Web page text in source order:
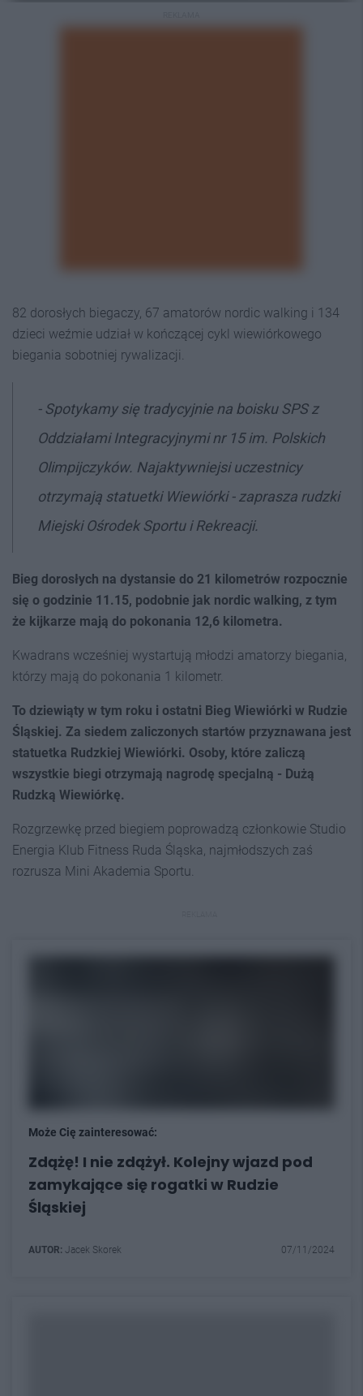
82 dorosłych biegaczy, 67 amatorów nordic walking i 134
dzieci weźmie udział w kończącej cykl wiewiórkowego
biegania sobotniej rywalizacji.
- Spotykamy się tradycyjnie na boisku SPS z
Oddziałami Integracyjnymi nr 15 im. Polskich
Olimpijczyków. Najaktywniejsi uczestnicy
otrzymają statuetki Wiewiórki - zaprasza rudzki
Miejski Ośrodek Sportu i Rekreacji.
Bieg dorosłych na dystansie do 21 kilometrów rozpocznie
się o godzinie 11.15, podobnie jak nordic walking, z tym
że kijkarze mają do pokonania 12,6 kilometra.
Kwadrans wcześniej wystartują młodzi amatorzy biegania,
którzy mają do pokonania 1 kilometr.
To dziewiąty w tym roku i ostatni Bieg Wiewiórki w Rudzie
Śląskiej. Za siedem zaliczonych startów przyznawana jest
statuetka Rudzkiej Wiewiórki. Osoby, które zaliczą
wszystkie biegi otrzymają nagrodę specjalną - Dużą
Rudzką Wiewiórkę.
Rozgrzewkę przed biegiem poprowadzą członkowie Studio
Energia Klub Fitness Ruda Śląska, najmłodszych zaś
rozrusza Mini Akademia Sportu.
Może Cię zainteresować:
Zdążę! I nie zdążył. Kolejny wjazd pod
zamykające się rogatki w Rudzie
Śląskiej
AUTOR: Jacek Skorek 07/11/2024